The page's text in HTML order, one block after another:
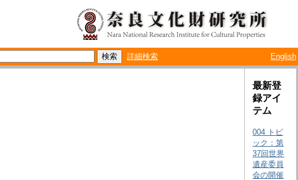
詳細検索 English
最新登
録アイ
テム
004 トピ
ック：第
37回世界
遺産委員
会の開催